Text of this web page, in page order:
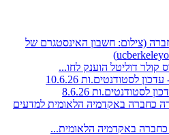
דוליטל הוענק לחו...
8.6.26
כחברה באקדמיה הלאומית...